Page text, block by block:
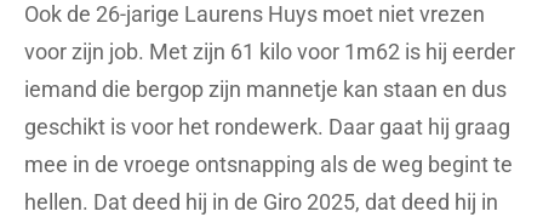
Ook de 26-jarige Laurens Huys moet niet vrezen
voor zijn job. Met zijn 61 kilo voor 1m62 is hij eerder
iemand die bergop zijn mannetje kan staan en dus
geschikt is voor het rondewerk. Daar gaat hij graag
mee in de vroege ontsnapping als de weg begint te
hellen. Dat deed hij in de Giro 2025, dat deed hij in